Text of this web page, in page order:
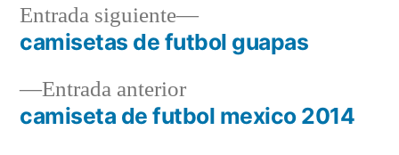
Navegación
deEntrada anteriorEntrada
anterior:
camiseta de futbol mexico 2014
Entrada siguiente
Entrada
siguiente:
camisetas de futbol guapas